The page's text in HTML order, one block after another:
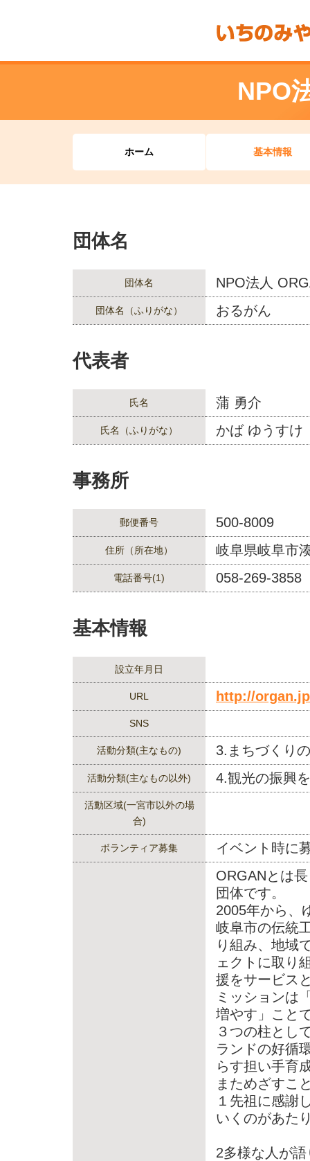
NPO
ホーム 基本情報
団体名
団体名 NPO法人
団体名（ふりがな） おるがん
代表者
氏名 蒲 勇介
氏名（ふりがな） かば ゆうすけ
事務所
郵便番号 500-8009
住所（所在地） 岐阜県岐阜市
電話番号(1) 058-269-3858
基本情報
設立年月日
URL http://
SNS
活動分類(主なもの) 3.まちづくり
活動分類(主なもの以外) 4.観光の振興
活動区域(一宮市以外の場
合)
ボランティア募集 イベント時に
ORGANとは
団体です。
2005年から、
岐阜市の伝統
り組み、地域
ェクトに取り
援をサービス
ミッションは
増やす」こと
３つの柱とし
ランドの好循
らす担い手育
まためざすこ
１先祖に感謝
いくのがあた
2多様な人が